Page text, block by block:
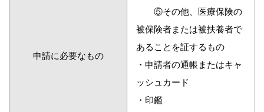
申請に必要なもの
⑤その他、医療保険の
被保険者または被扶養者で
あることを証するもの
・申請者の通帳またはキャ
ッシュカード
・印鑑